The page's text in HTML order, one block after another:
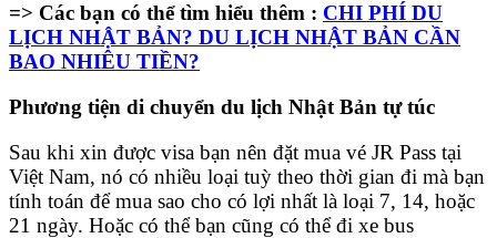
=> Các bạn có thể tìm hiểu thêm : CHI PHÍ DU
LỊCH NHẬT BẢN? DU LỊCH NHẬT BẢN CẦN
BAO NHIÊU TIỀN?
Phương tiện di chuyển du lịch Nhật Bản tự túc
Sau khi xin được visa bạn nên đặt mua vé JR Pass tại
Việt Nam, nó có nhiều loại tuỳ theo thời gian đi mà bạn
tính toán để mua sao cho có lợi nhất là loại 7, 14, hoặc
21 ngày. Hoặc có thể bạn cũng có thể đi xe bus